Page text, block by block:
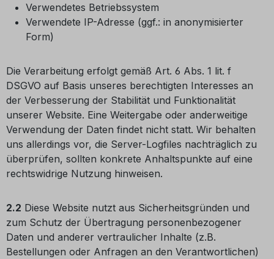
Verwendetes Betriebssystem
Verwendete IP-Adresse (ggf.: in anonymisierter
Form)
Die Verarbeitung erfolgt gemäß Art. 6 Abs. 1 lit. f
DSGVO auf Basis unseres berechtigten Interesses an
der Verbesserung der Stabilität und Funktionalität
unserer Website. Eine Weitergabe oder anderweitige
Verwendung der Daten findet nicht statt. Wir behalten
uns allerdings vor, die Server-Logfiles nachträglich zu
überprüfen, sollten konkrete Anhaltspunkte auf eine
rechtswidrige Nutzung hinweisen.
2.2 Diese Website nutzt aus Sicherheitsgründen und
zum Schutz der Übertragung personenbezogener
Daten und anderer vertraulicher Inhalte (z.B.
Bestellungen oder Anfragen an den Verantwortlichen)